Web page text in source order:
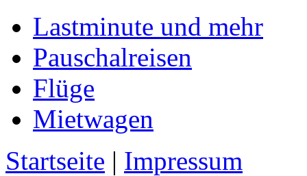
Lastminute und mehr
Pauschalreisen
Flüge
Mietwagen
Startseite | Impressum